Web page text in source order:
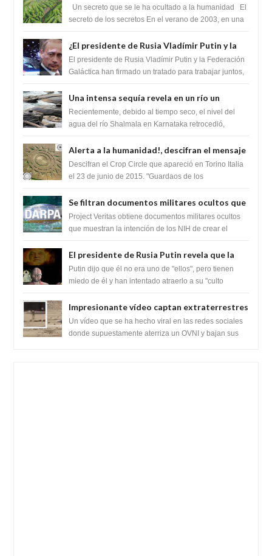
cambiaría por completo el destino de la
humanidad
Un secreto que se le ha ocultado a la humanidad El
secreto de los secretos En el verano de 2003, en una
¿El presidente de Rusia Vladímir Putin y la
Federación Galactica han firmado un
tratado para acabar con los Sionistas?
El presidente de Rusia Vladímir Putin y la Federación
Galáctica han firmado un tratado para trabajar juntos,
Una intensa sequía revela en un río un
impresionante hallazgo de miles de Shiva
Lingas
Recientemente, debido al tiempo seco, el nivel del
agua del río Shalmala en Karnataka retrocedió,
Alerta a la humanidad!, descifran el mensaje
del Crop Circle de Torino ,Italia
Descifran el Crop Circle que apareció en Torino Italia
el 23 de junio de 2015. "Guardaos de los
Se filtran documentos militares ocultos que
muestran la intención de los NIH de crear el
SARS-CoV-2, utilizando la investigación de
Project Veritas obtiene documentos militares ocultos
que muestran la intención de los NIH de crear el
El presidente de Rusia Putin revela que la
clase dominante en el mundo son los
híbridos reptiles
Putin dijo que él no era uno de "ellos", pero tienen
miedo de él y han intentado atraerlo a su "culto
Impresionante vídeo captan extraterrestres
bajando de un OVNI en Arabia Saudita
Un vídeo que se ha hecho viral en las redes sociales
donde supuestamente aterriza un OVNI y bajan sus